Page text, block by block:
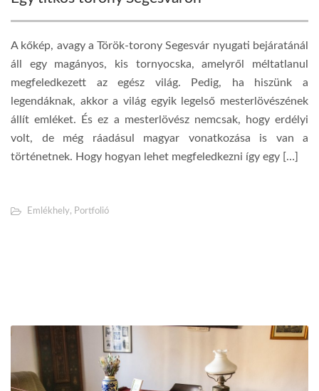
A kőkép, avagy a Török-torony Segesvár nyugati bejáratánál
áll egy magányos, kis tornyocska, amelyről méltatlanul
megfeledkezett az egész világ. Pedig, ha hiszünk a
legendáknak, akkor a világ egyik legelső mesterlövészének
állít emléket. És ez a mesterlövész nemcsak, hogy erdélyi
volt, de még ráadásul magyar vonatkozása is van a
történetnek. Hogy hogyan lehet megfeledkezni így egy […]
Emlékhely, Portfolió